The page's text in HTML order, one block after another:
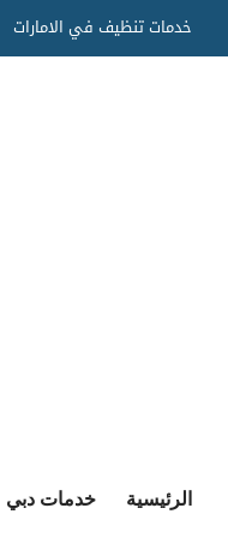
to
خدمات تنظيف في الامارات
الرئيسية خدمات دبي